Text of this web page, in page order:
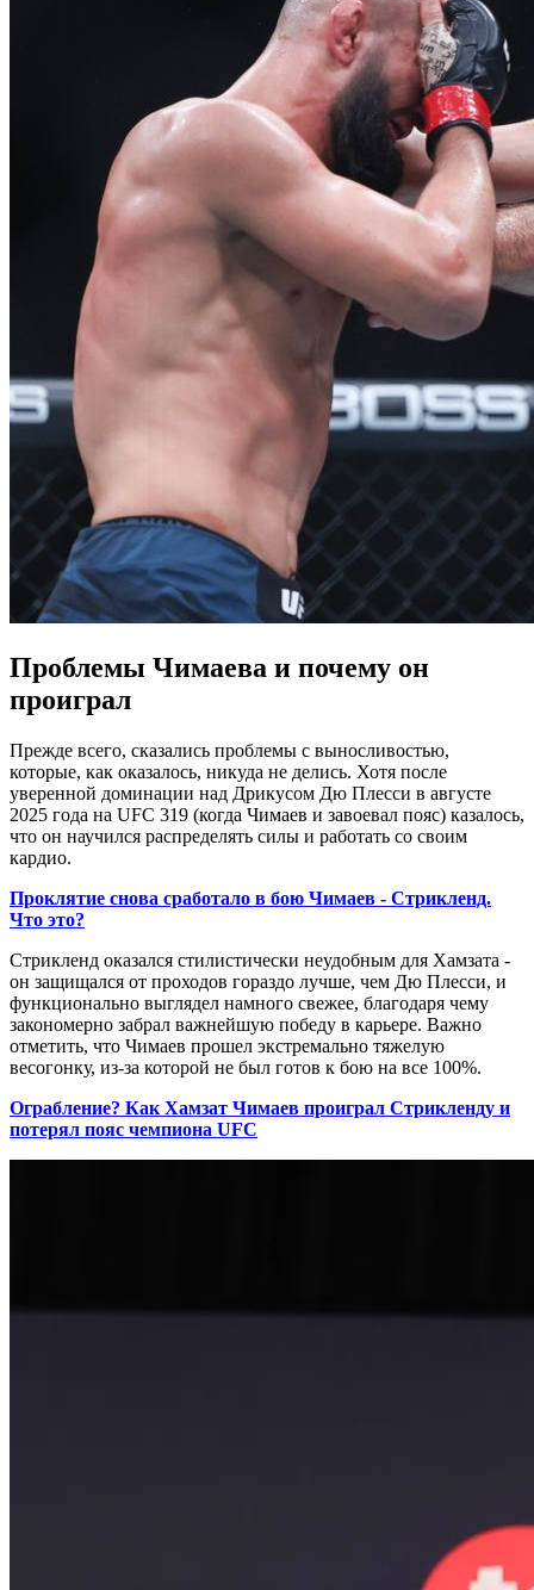
Проблемы Чимаева и почему он
проиграл
Прежде всего, сказались проблемы с выносливостью,
которые, как оказалось, никуда не делись. Хотя после
уверенной доминации над Дрикусом Дю Плесси в августе
2025 года на UFC 319 (когда Чимаев и завоевал пояс) казалось,
что он научился распределять силы и работать со своим
кардио.
Проклятие снова сработало в бою Чимаев - Стрикленд.
Что это?
Стрикленд оказался стилистически неудобным для Хамзата -
он защищался от проходов гораздо лучше, чем Дю Плесси, и
функционально выглядел намного свежее, благодаря чему
закономерно забрал важнейшую победу в карьере. Важно
отметить, что Чимаев прошел экстремально тяжелую
весогонку, из-за которой не был готов к бою на все 100%.
Ограбление? Как Хамзат Чимаев проиграл Стрикленду и
потерял пояс чемпиона UFC